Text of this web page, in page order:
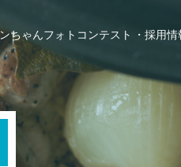
ちゃんフォトコンテスト
採用情